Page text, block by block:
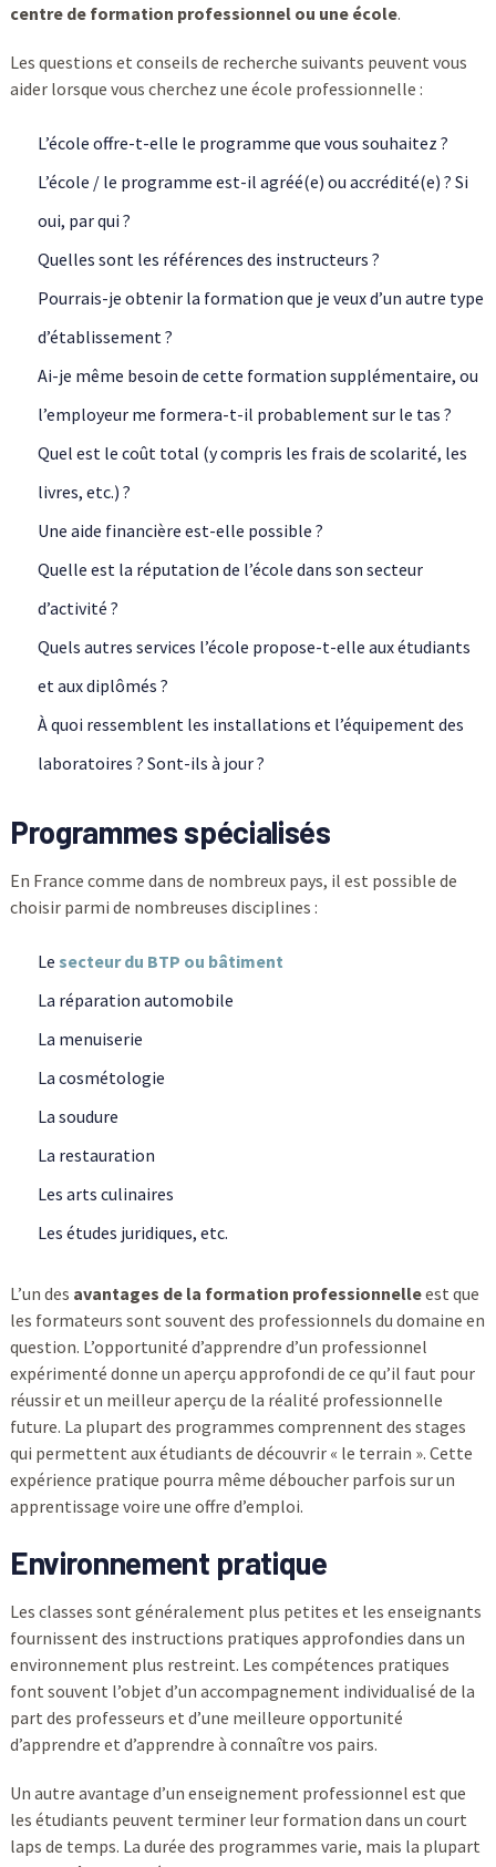
centre de formation professionnel ou une école.
Les questions et conseils de recherche suivants peuvent vous
aider lorsque vous cherchez une école professionnelle :
L’école offre-t-elle le programme que vous souhaitez ?
L’école / le programme est-il agréé(e) ou accrédité(e) ? Si
oui, par qui ?
Quelles sont les références des instructeurs ?
Pourrais-je obtenir la formation que je veux d’un autre type
d’établissement ?
Ai-je même besoin de cette formation supplémentaire, ou
l’employeur me formera-t-il probablement sur le tas ?
Quel est le coût total (y compris les frais de scolarité, les
livres, etc.) ?
Une aide financière est-elle possible ?
Quelle est la réputation de l’école dans son secteur
d’activité ?
Quels autres services l’école propose-t-elle aux étudiants
et aux diplômés ?
À quoi ressemblent les installations et l’équipement des
laboratoires ? Sont-ils à jour ?
Programmes spécialisés
En France comme dans de nombreux pays, il est possible de
choisir parmi de nombreuses disciplines :
Le secteur du BTP ou bâtiment
La réparation automobile
La menuiserie
La cosmétologie
La soudure
La restauration
Les arts culinaires
Les études juridiques, etc.
L’un des avantages de la formation professionnelleest que
les formateurs sont souvent des professionnels du domaine en
question. L’opportunité d’apprendre d’un professionnel
expérimenté donne un aperçu approfondi de ce qu’il faut pour
réussir et un meilleur aperçu de la réalité professionnelle
future. La plupart des programmes comprennent des stages
qui permettent aux étudiants de découvrir « le terrain ». Cette
expérience pratique pourra même déboucher parfois sur un
apprentissage voire une offre d’emploi.
Environnement pratique
Les classes sont généralement plus petites et les enseignants
fournissent des instructions pratiques approfondies dans un
environnement plus restreint. Les compétences pratiques
font souvent l’objet d’un accompagnement individualisé de la
part des professeurs et d’une meilleure opportunité
d’apprendre et d’apprendre à connaître vos pairs.
Un autre avantage d’un enseignement professionnel est que
les étudiants peuvent terminer leur formation dans un court
laps de temps. La durée des programmes varie, mais la plupart